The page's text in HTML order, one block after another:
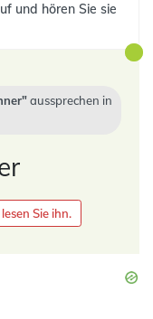
und hören Sie sie
aussprechen in
Sie ihn.